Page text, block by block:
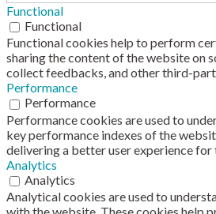
Functional
Functional
Functional cookies help to perform
sharing the content of the website on
collect feedbacks, and other third-
Performance
Performance
Performance cookies are used to
key performance indexes of the
delivering a better user experience for
Analytics
Analytics
Analytical cookies are used to